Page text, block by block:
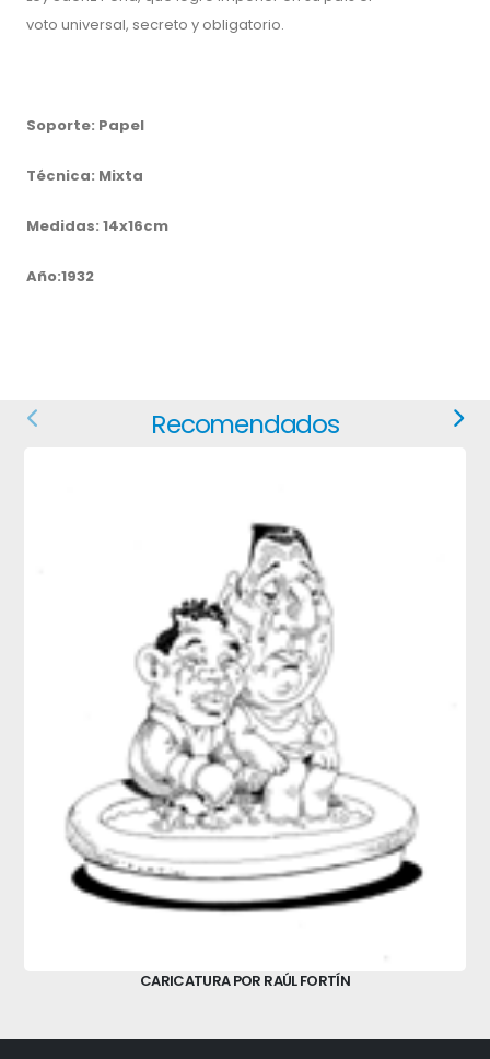
voto universal, secreto y obligatorio.
Soporte: Papel
Técnica: Mixta
Medidas: 14x16cm
Año:1932
Recomendados
CARICATURA POR RAÚL FORTÍN